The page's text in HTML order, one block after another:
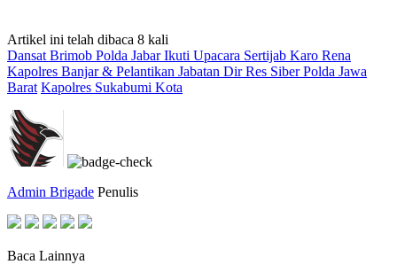
Artikel ini telah dibaca 8 kali
Dansat Brimob Polda Jabar Ikuti Upacara Sertijab Karo Rena
Kapolres Banjar & Pelantikan Jabatan Dir Res Siber Polda Jawa
Barat Kapolres Sukabumi Kota
Admin Brigade Penulis
Baca Lainnya